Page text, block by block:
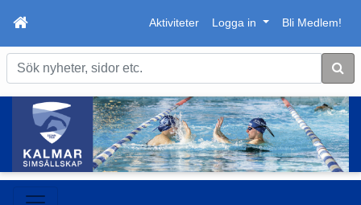
Aktiviteter Logga in Bli Medlem!
Sök